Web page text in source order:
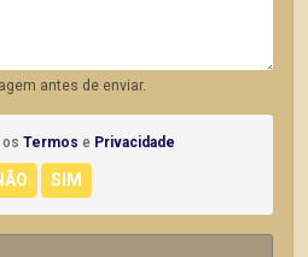
antes de enviar.
Termos e Privacidade